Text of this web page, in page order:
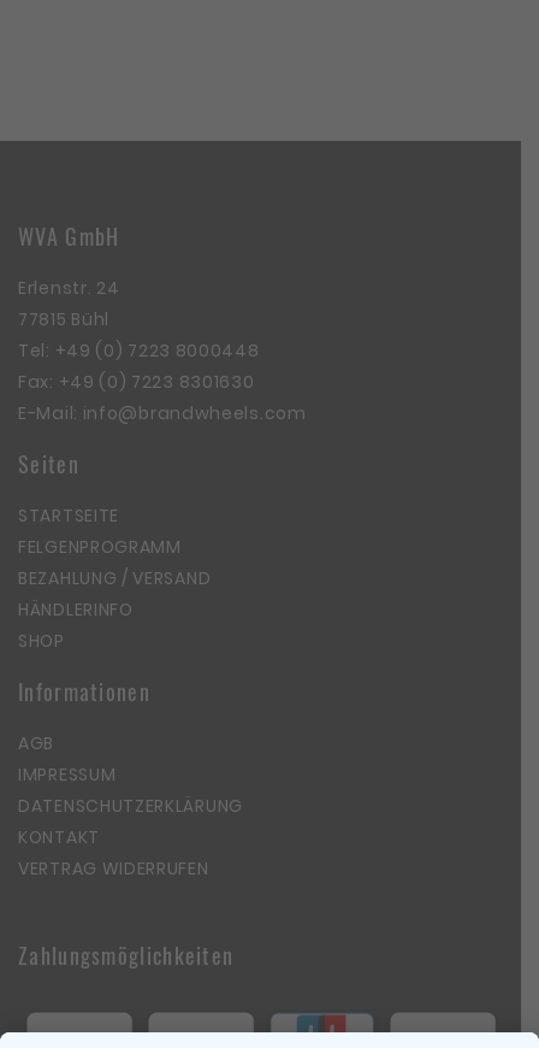
WVA GmbH
Erlenstr. 24
77815 Bühl
Tel: +49 (0) 7223 8000448
Fax: +49 (0) 7223 8301630
E-Mail: info@brandwheels.com
Seiten
STARTSEITE
FELGENPROGRAMM
BEZAHLUNG / VERSAND
HÄNDLERINFO
SHOP
Informationen
AGB
IMPRESSUM
DATENSCHUTZERKLÄRUNG
KONTAKT
VERTRAG WIDERRUFEN
Zahlungsmöglichkeiten